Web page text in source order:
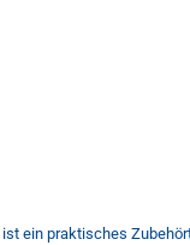
ist ein praktisches